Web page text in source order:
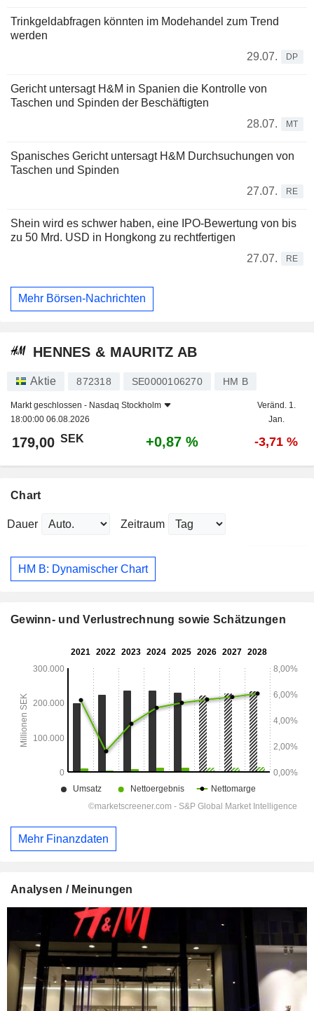
Trinkgeldabfragen könnten im Modehandel zum Trend
werden
29.07.
DP
Gericht untersagt H&M in Spanien die Kontrolle von
Taschen und Spinden der Beschäftigten
28.07.
MT
Spanisches Gericht untersagt H&M Durchsuchungen von
Taschen und Spinden
27.07.
RE
Shein wird es schwer haben, eine IPO-Bewertung von bis
zu 50 Mrd. USD in Hongkong zu rechtfertigen
27.07.
RE
Mehr Börsen-Nachrichten
HENNES & MAURITZ AB
Aktie 872318 SE0000106270 HM B
Markt geschlossen - Nasdaq Stockholm
18:00:00 06.08.2026
Veränd. 1.
Jan.
179,00 SEK +0,87 % -3,71 %
Chart
Dauer Zeitraum
HM B: Dynamischer Chart
Gewinn- und Verlustrechnung sowie Schätzungen
Mehr Finanzdaten
Analysen / Meinungen